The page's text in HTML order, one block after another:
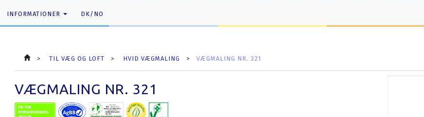
INFORMATIONER DK/NO
TIL VÆG OG LOFT HVID VÆGMALING VÆGMALING NR. 321
VÆGMALING NR. 321